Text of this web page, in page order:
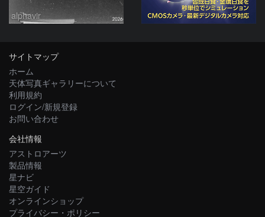
alphavir
サイトマップ
ホーム
天体写真ギャラリーについて
利用規約
ログイン/新規登録
お問い合わせ
会社情報
アストロアーツ
製品情報
星ナビ
星空ガイド
オンラインショップ
プライバシー・ポリシー